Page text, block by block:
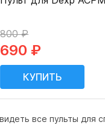
все пульты для
800 ₽
690 ₽